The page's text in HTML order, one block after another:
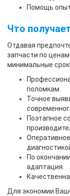
Помощь
Что
Отдавая
запчасти по
минимальные
поломкам.
Точное
Поэтапное
По
адаптация.
Для экономии